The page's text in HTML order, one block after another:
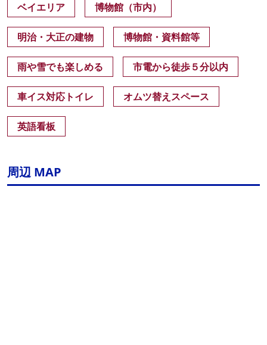
ベイエリア 博物館（市内）
明治・大正の建物 博物館・資料館等
雨や雪でも楽しめる 市電から徒歩５分以内
車イス対応トイレ オムツ替えスペース
英語看板
周辺 MAP